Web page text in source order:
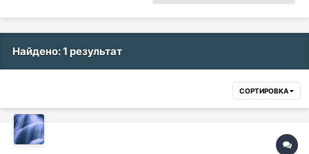
Найдено: 1 результат
СОРТИРОВКА